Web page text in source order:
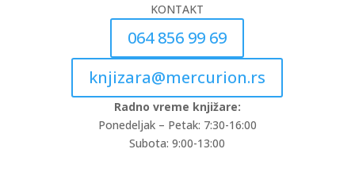
KONTAKT
064 856 99 69
knjizara@mercurion.rs
Radno vreme knjižare:
Ponedeljak – Petak: 7:30-16:00
Subota: 9:00-13:00